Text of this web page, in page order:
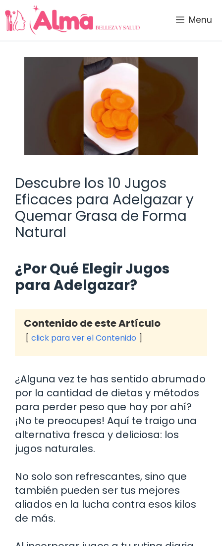
Saltar
al
contenido
Menu
Descubre los 10 Jugos
Eficaces para Adelgazar y
Quemar Grasa de Forma
Natural
¿Por Qué Elegir Jugos
para Adelgazar?
Contenido de este Artículo
click para ver el Contenido
¿Alguna vez te has sentido abrumado
por la cantidad de dietas y métodos
para perder peso que hay por ahí?
¡No te preocupes! Aquí te traigo una
alternativa fresca y deliciosa: los
jugos naturales.
No solo son refrescantes, sino que
también pueden ser tus mejores
aliados en la lucha contra esos kilos
de más.